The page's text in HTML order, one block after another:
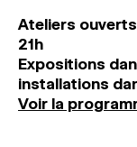
Ateliers
21h
Expositions
installations
Voir la